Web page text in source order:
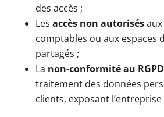
des accès ;
Les accès non autorisésaux
comptables ou aux espaces
partagés ;
La non-conformité au RGPD
traitement des données
clients, exposant